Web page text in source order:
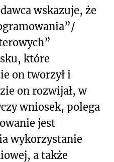
wskazuje, że
które
on tworzył i
on rozwijał, w
wniosek, polega
jest
wykorzystanie
a także